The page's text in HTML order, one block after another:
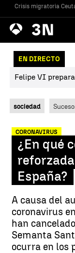
Crisis migratoria
Antena
3 Noticias
EN DIRECTO
Felipe VI
sociedad
CORONAVIRUS
¿En qué
España?
A causa del
coronavirus
han
Semanta
ocurra en los